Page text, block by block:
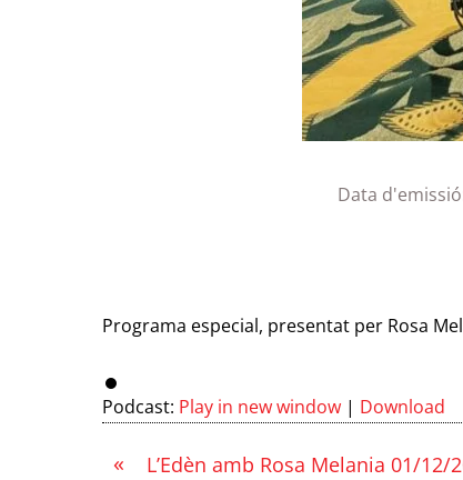
Data
Programa especial, presentat per Rosa
Podcast: Play in new window | Download
« L’Edèn amb Rosa Melania 01/12/